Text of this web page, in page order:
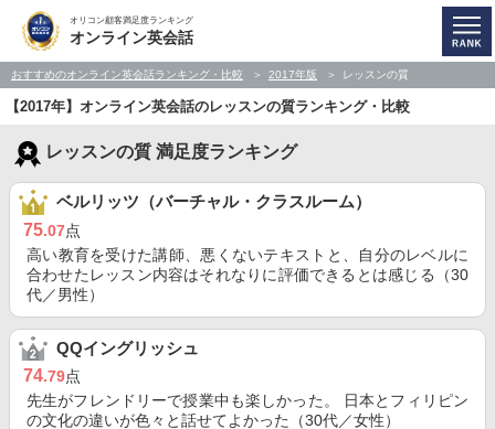
オリコン顧客満足度ランキング
オンライン英会話
おすすめのオンライン英会話ランキング・比較 2017年版 レッスンの質
【2017年】オンライン英会話のレッスンの質ランキング・比較
レッスンの質 満足度ランキング
ベルリッツ（バーチャル・クラスルーム）
75.07点
高い教育を受けた講師、悪くないテキストと、自分のレベルに
合わせたレッスン内容はそれなりに評価できるとは感じる（30
代／男性）
QQイングリッシュ
74.79点
先生がフレンドリーで授業中も楽しかった。 日本とフィリピン
の文化の違いが色々と話せてよかった（30代／女性）